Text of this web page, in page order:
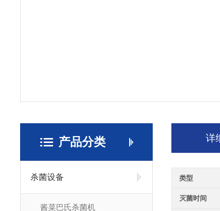
产品分类
杀菌设备
酱菜巴氏杀菌机
详
类型
灭菌时间